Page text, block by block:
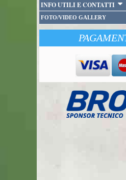
INFO UTILI E CONTATTI
FOTO/VIDEO GALLERY